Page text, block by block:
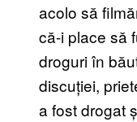
acolo să
că-i place să
droguri în
discuției,
a fost drogat